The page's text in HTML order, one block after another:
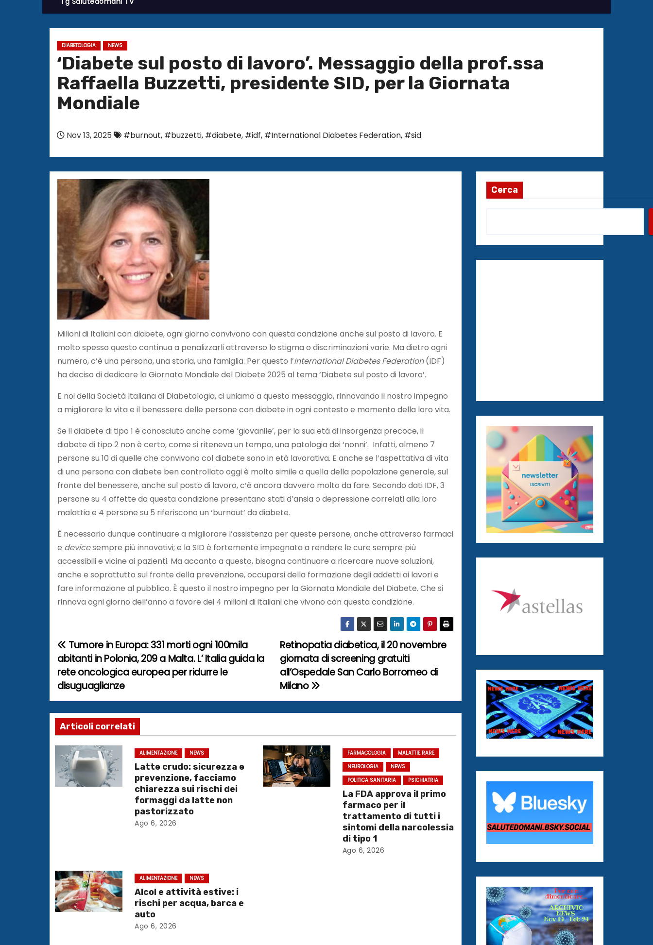
DIABETOLOGIA NEWS
‘Diabete sul posto di lavoro’. Messaggio della prof.ssa
Raffaella Buzzetti, presidente SID, per la Giornata
Mondiale
Nov 13, 2025 #burnout, #buzzetti, #diabete, #idf, #International Diabetes Federation, #sid
Milioni di Italiani con diabete, ogni giorno convivono con questa condizione anche sul posto di lavoro. E
molto spesso questo continua a penalizzarli attraverso lo stigma o discriminazioni varie. Ma dietro ogni
numero, c’è una persona, una storia, una famiglia. Per questo l’International Diabetes Federation(IDF)
ha deciso di dedicare la Giornata Mondiale del Diabete 2025 al tema ‘Diabete sul posto di lavoro’.
E noi della Società Italiana di Diabetologia, ci uniamo a questo messaggio, rinnovando il nostro impegno
a migliorare la vita e il benessere delle persone con diabete in ogni contesto e momento della loro vita.
Se il diabete di tipo 1 è conosciuto anche come ‘giovanile’, per la sua età di insorgenza precoce, il
diabete di tipo 2 non è certo, come si riteneva un tempo, una patologia dei ‘nonni’. Infatti, almeno 7
persone su 10 di quelle che convivono col diabete sono in età lavorativa. E anche se l’aspettativa di vita
di una persona con diabete ben controllato oggi è molto simile a quella della popolazione generale, sul
fronte del benessere, anche sul posto di lavoro, c’è ancora davvero molto da fare. Secondo dati IDF, 3
persone su 4 affette da questa condizione presentano stati d’ansia o depressione correlati alla loro
malattia e 4 persone su 5 riferiscono un ‘burnout’ da diabete.
È necessario dunque continuare a migliorare l’assistenza per queste persone, anche attraverso farmaci
e devicesempre più innovativi; e la SID è fortemente impegnata a rendere le cure sempre più
accessibili e vicine ai pazienti. Ma accanto a questo, bisogna continuare a ricercare nuove soluzioni,
anche e soprattutto sul fronte della prevenzione, occuparsi della formazione degli addetti ai lavori e
fare informazione al pubblico. È questo il nostro impegno per la Giornata Mondiale del Diabete. Che si
rinnova ogni giorno dell’anno a favore dei 4 milioni di italiani che vivono con questa condizione.
N
a
v
i
g
a
z
i
a
r
t
Retinopatia diabetica, il 20 novembre
giornata di screening gratuiti
all’Ospedale San Carlo Borromeo di
Milano
Tumore in Europa: 331 morti ogni 100mila
abitanti in Polonia, 209 a Malta. L’ Italia guida la
rete oncologica europea per ridurre le
disuguaglianze
Articoli correlati
ALIMENTAZIONE NEWS
Latte crudo: sicurezza e
prevenzione, facciamo
chiarezza sui rischi dei
formaggi da latte non
pastorizzato
Ago 6, 2026
FARMACOLOGIA
MALATTIE RARE
NEUROLOGIA
NEWS
POLITICA SANITARIA
PSICHIATRIA
La FDA approva il primo
farmaco per il
trattamento di tutti i
sintomi della narcolessia
di tipo 1
Ago 6, 2026
ALIMENTAZIONE NEWS
Alcol e attività estive: i
rischi per acqua, barca e
auto
Ago 6, 2026
Cerca